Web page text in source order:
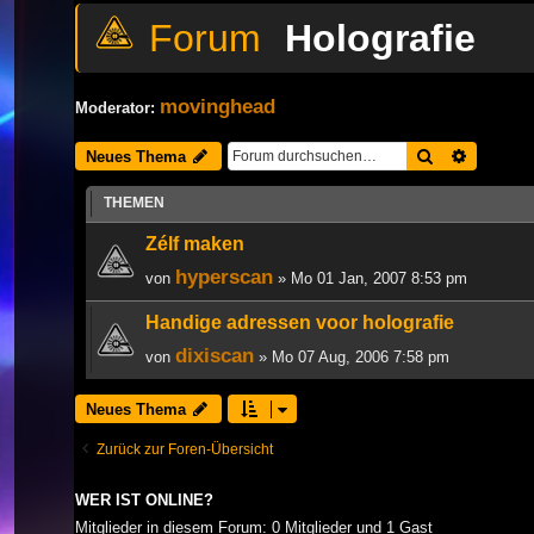
Holografie
Moderator: movinghead
Neues Thema Suche
THEMEN
Zélf maken
von hyperscan » Mo 01 Jan, 2007 8:53 pm
Handige adressen voor holografie
von dixiscan » Mo 07 Aug, 2006 7:58 pm
Neues Thema
Zurück zur Foren-Übersicht
WER IST ONLINE?
Mitglieder in diesem Forum: 0 Mitglieder und 1 Gast